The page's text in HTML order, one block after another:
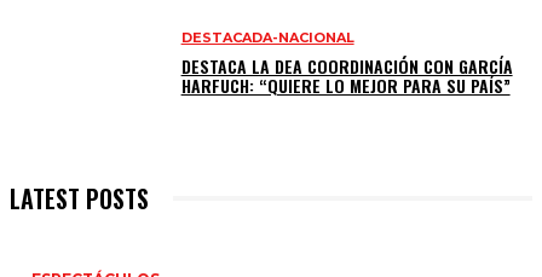
DESTACADA-NACIONAL
DESTACA LA DEA COORDINACIÓN CON GARCÍA
HARFUCH: “QUIERE LO MEJOR PARA SU PAÍS”
LATEST POSTS